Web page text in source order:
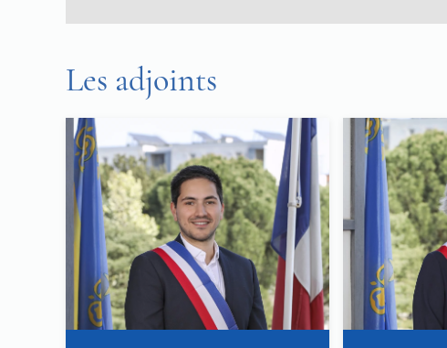
Les adjoints